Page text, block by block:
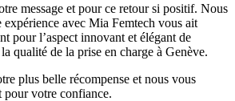
message et pour ce retour si positif. Nous
expérience avec Mia Femtech vous ait
pour l’aspect innovant et élégant de
qualité de la prise en charge à Genève.
plus belle récompense et nous vous
pour votre confiance.